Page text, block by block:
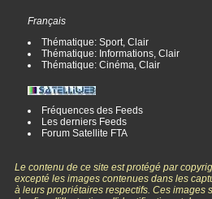
Français
Thématique: Sport, Clair
Thématique: Informations, Clair
Thématique: Cinéma, Clair
Fréquences des Feeds
Les derniers Feeds
Forum Satellite FTA
Le contenu de ce site est protégé par
excepté les images contenues dans les
à leurs propriétaires respectifs. Ces images